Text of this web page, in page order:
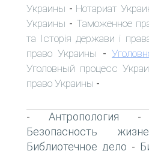
Украины - Нотариат
Украины - Таможенное
та Історія держави і
право Украины -
Уголовный процесс
право Украины -
- Антропология
Безопасность
Библиотечное дело -